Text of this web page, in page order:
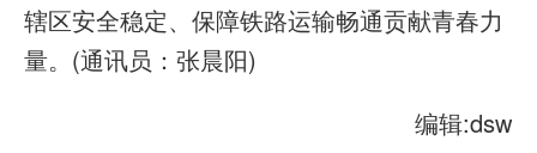
辖区安全稳定、保障铁路运输畅通贡献青春力
量。(通讯员：张晨阳)
编辑:dsw